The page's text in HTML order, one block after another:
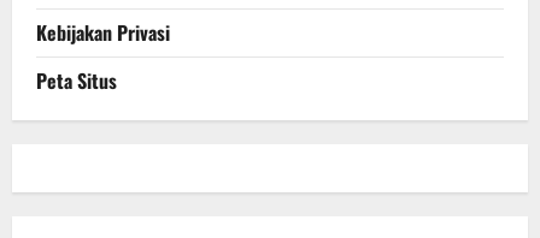
Kebijakan Privasi
Peta Situs